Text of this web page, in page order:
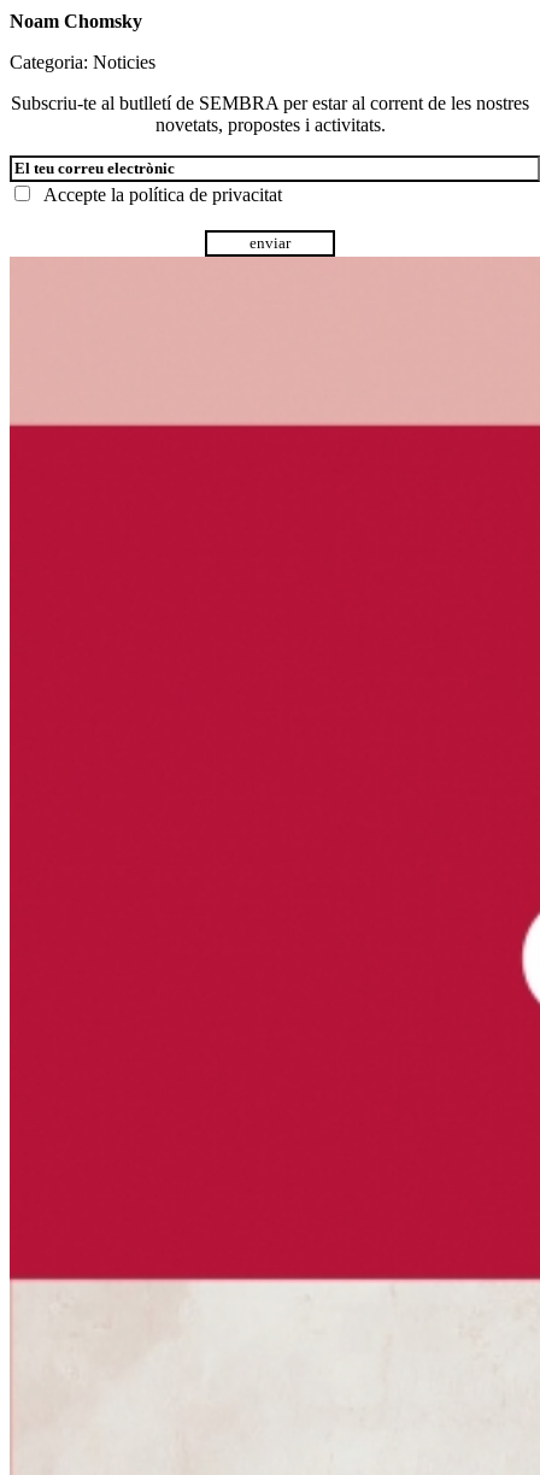
Noam Chomsky
Categoria: Noticies
Subscriu-te al butlletí de SEMBRA per estar al corrent de les nostres
novetats, propostes i activitats.
Accepte la política de privacitat